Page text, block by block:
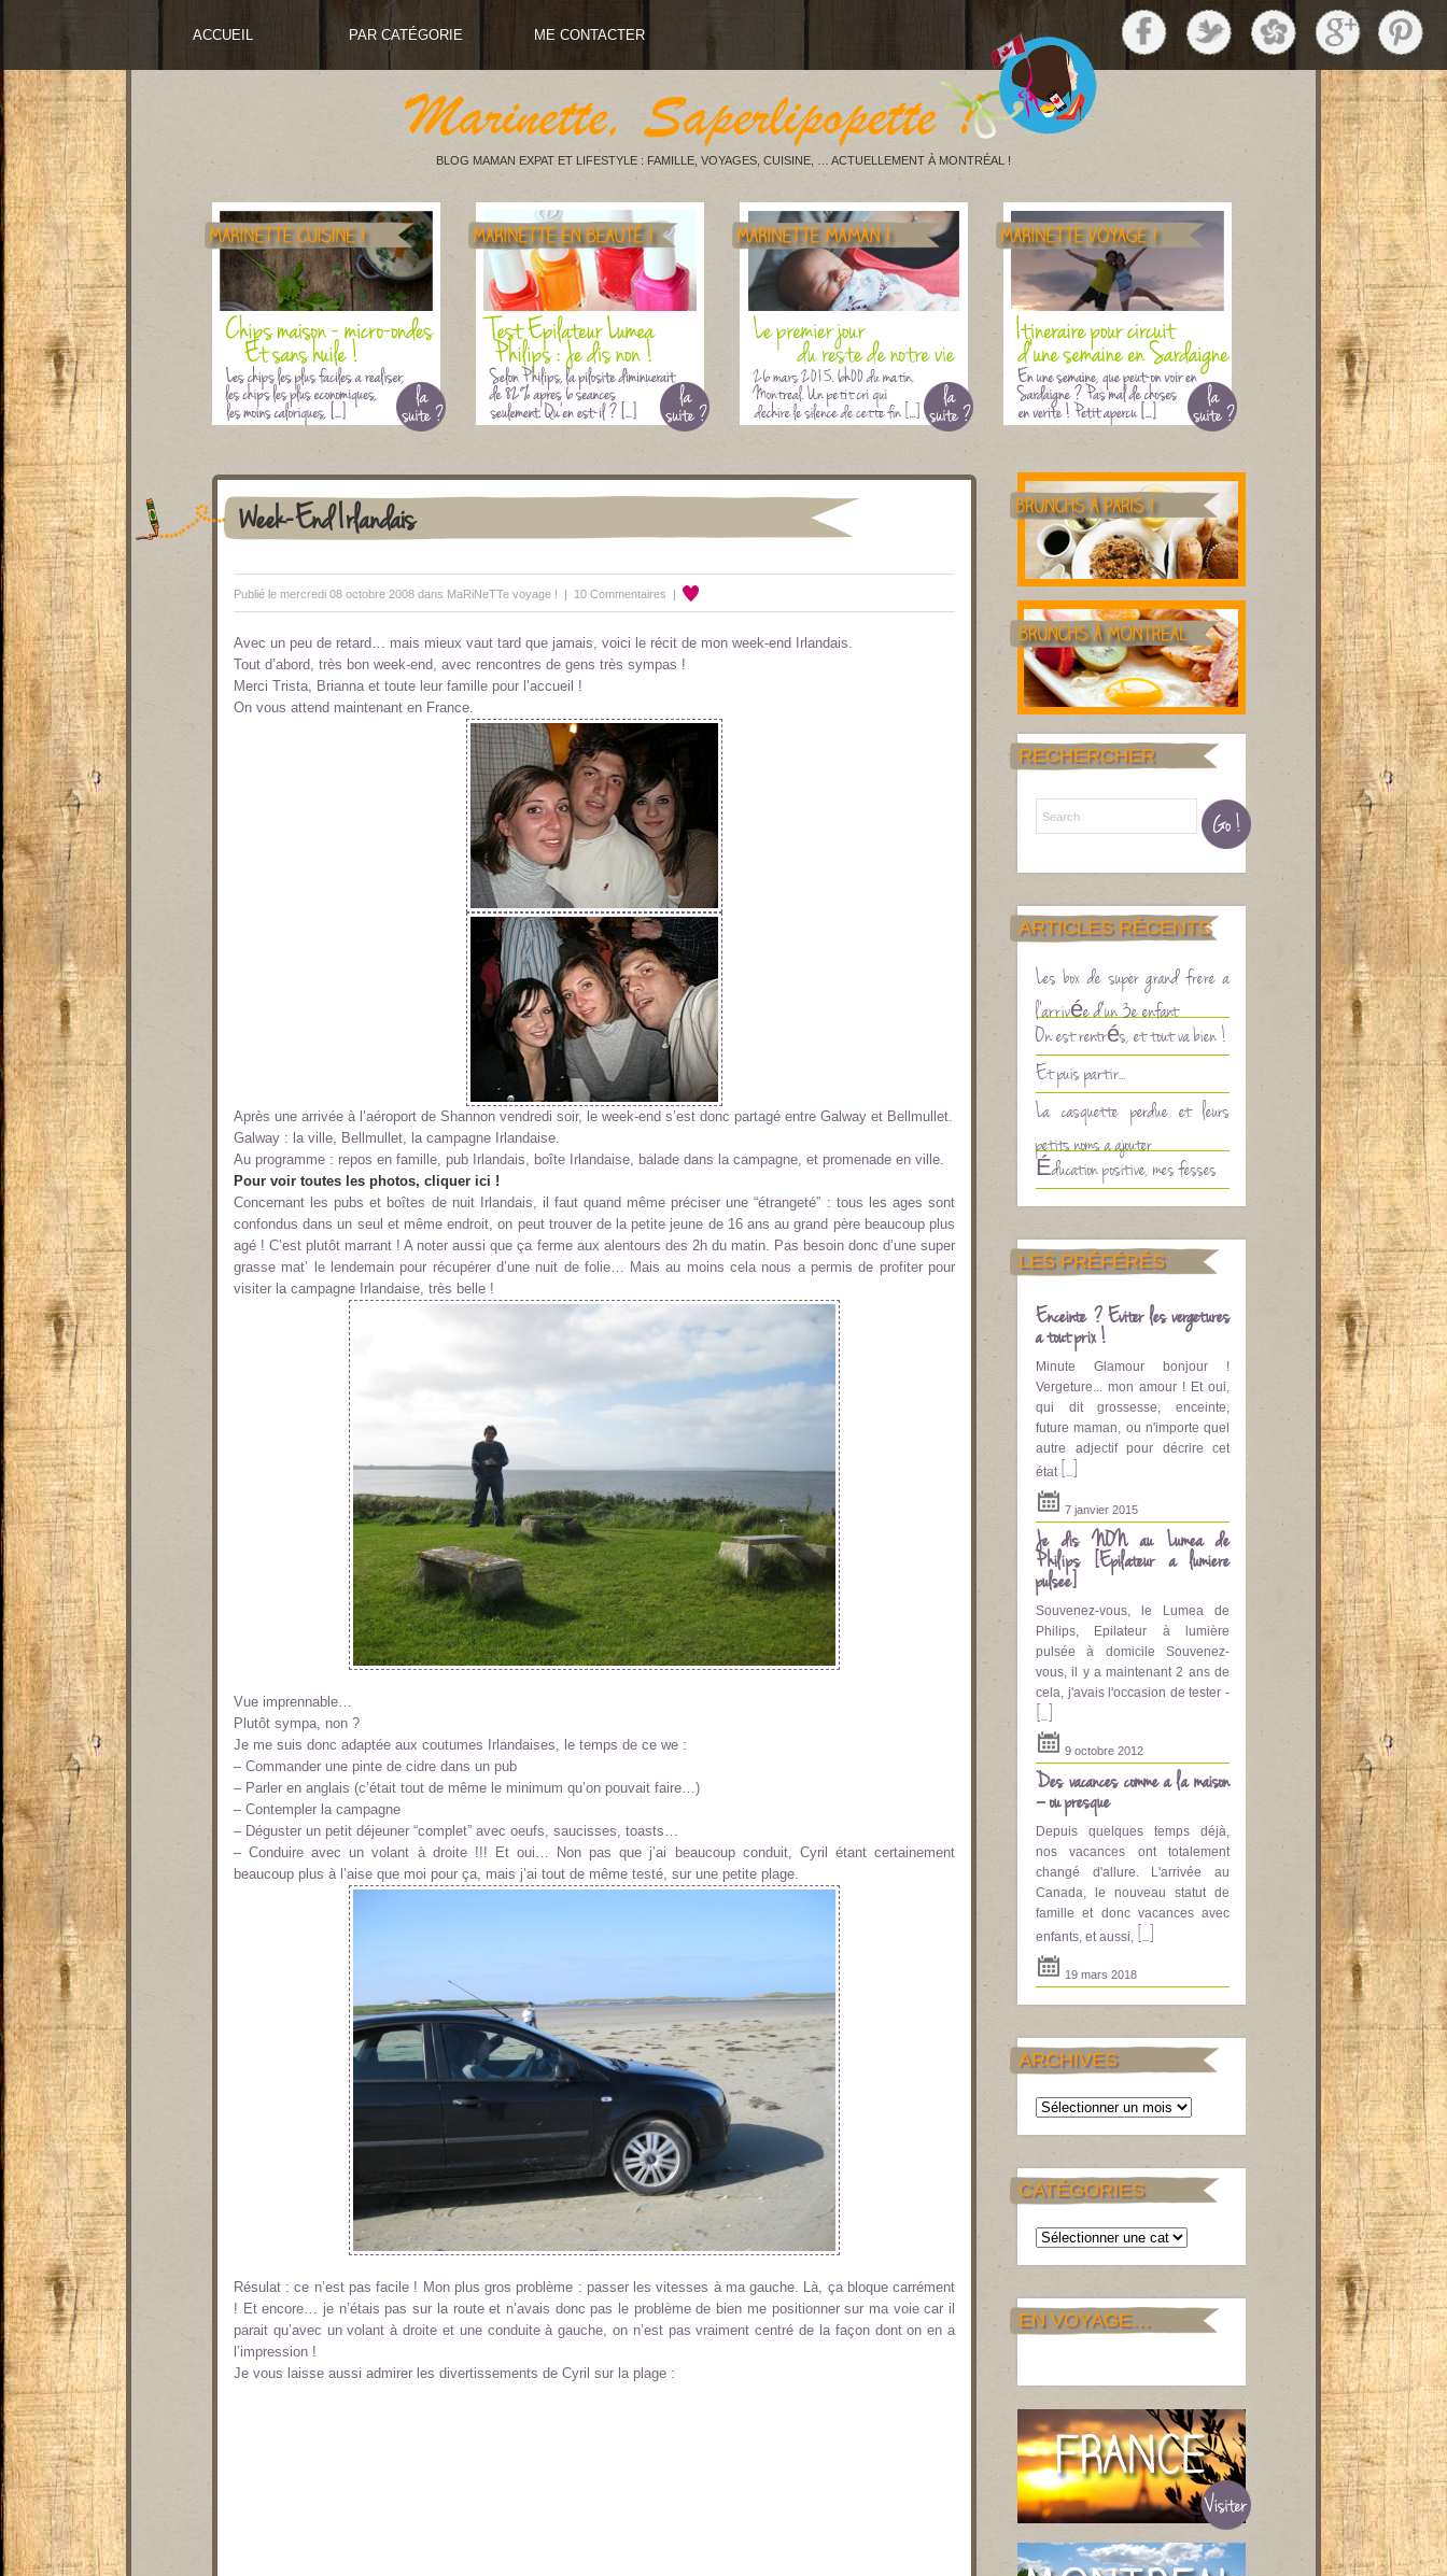
ACCUEIL PAR CATÉGORIE ME CONTACTER
BLOG MAMAN EXPAT ET LIFESTYLE : FAMILLE, VOYAGES, CUISINE, … ACTUELLEMENT À MONTRÉAL !
Week-End Irlandais
Publié le mercredi 08 octobre 2008 dans MaRiNeTTe voyage ! | 10 Commentaires |
Avec un peu de retard… mais mieux vaut tard que jamais, voici le récit de mon week-end Irlandais.
Tout d’abord, très bon week-end, avec rencontres de gens très sympas !
Merci Trista, Brianna et toute leur famille pour l’accueil !
On vous attend maintenant en France.
Après une arrivée à l’aéroport de Shannon vendredi soir, le week-end s’est donc partagé entre Galway et Bellmullet.
Galway : la ville, Bellmullet, la campagne Irlandaise.
Au programme : repos en famille, pub Irlandais, boîte Irlandaise, balade dans la campagne, et promenade en ville.
Pour voir toutes les photos, cliquer ici !
Concernant les pubs et boîtes de nuit Irlandais, il faut quand même préciser une “étrangeté” : tous les ages sont
confondus dans un seul et même endroit, on peut trouver de la petite jeune de 16 ans au grand père beaucoup plus
agé ! C’est plutôt marrant ! A noter aussi que ça ferme aux alentours des 2h du matin. Pas besoin donc d’une super
grasse mat’ le lendemain pour récupérer d’une nuit de folie… Mais au moins cela nous a permis de profiter pour
visiter la campagne Irlandaise, très belle !
Vue imprennable…
Plutôt sympa, non ?
Je me suis donc adaptée aux coutumes Irlandaises, le temps de ce we :
– Commander une pinte de cidre dans un pub
– Parler en anglais (c’était tout de même le minimum qu’on pouvait faire…)
– Contempler la campagne
– Déguster un petit déjeuner “complet” avec oeufs, saucisses, toasts…
– Conduire avec un volant à droite !!! Et oui… Non pas que j’ai beaucoup conduit, Cyril étant certainement
beaucoup plus à l’aise que moi pour ça, mais j’ai tout de même testé, sur une petite plage.
Résulat : ce n’est pas facile ! Mon plus gros problème : passer les vitesses à ma gauche. Là, ça bloque carrément
! Et encore… je n’étais pas sur la route et n’avais donc pas le problème de bien me positionner sur ma voie car il
parait qu’avec un volant à droite et une conduite à gauche, on n’est pas vraiment centré de la façon dont on en a
l’impression !
Je vous laisse aussi admirer les divertissements de Cyril sur la plage :
RECHERCHER
ARTICLES RÉCENTS
Les box de super grand frère à
l’arrivée d’un 3è enfant
On est rentrés, et tout va bien !
Et puis partir…
La casquette perdue et leurs
Éducation positive, mes fesses
LES PRÉFÉRÉS
Enceinte ? Eviter les vergetures
à tout prix !
Minute Glamour bonjour !
Vergeture... mon amour ! Et oui,
qui dit grossesse, enceinte,
future maman, ou n'importe quel
autre adjectif pour décrire cet
état [...]
7 janvier 2015
Je dis NON au Lumea de
Philips [Epilateur a lumière
pulsee]
Souvenez-vous, le Lumea de
Philips, Epilateur à lumière
pulsée à domicile Souvenez-
vous, il y a maintenant 2 ans de
cela, j'avais l'occasion de tester -
[...]
9 octobre 2012
Des vacances comme à la maison
– ou presque
Depuis quelques temps déjà,
nos vacances ont totalement
changé d'allure. L'arrivée au
Canada, le nouveau statut de
famille et donc vacances avec
enfants, et aussi, [...]
19 mars 2018
ARCHIVES
Archives
CATÉGORIES
Catégories
EN VOYAGE…